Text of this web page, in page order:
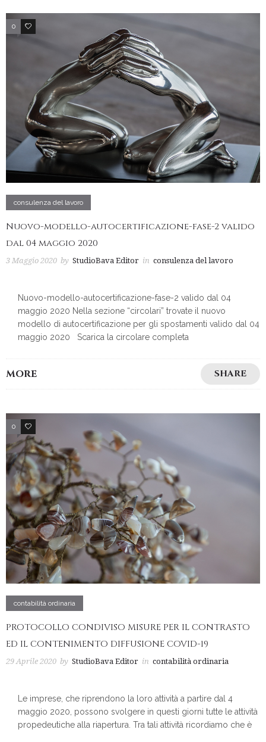
0 2
consulenza del lavoro
Nuovo-modello-autocertificazione-fase-2 valido
dal 04 maggio 2020
3 Maggio 2020 by StudioBava Editor in consulenza del lavoro
Nuovo-modello-autocertificazione-fase-2 valido dal 04
maggio 2020 Nella sezione “circolari” trovate il nuovo
modello di autocertificazione per gli spostamenti valido dal 04
maggio 2020 Scarica la circolare completa
MORE SHARE
0 2
contabilità ordinaria
PROTOCOLLO CONDIVISO MISURE PER IL CONTRASTO
ED IL CONTENIMENTO DIFFUSIONE COVID-19
29 Aprile 2020 by StudioBava Editor in contabilità ordinaria
Le imprese, che riprendono la loro attività a partire dal 4
maggio 2020, possono svolgere in questi giorni tutte le attività
propedeutiche alla riapertura. Tra tali attività ricordiamo che è